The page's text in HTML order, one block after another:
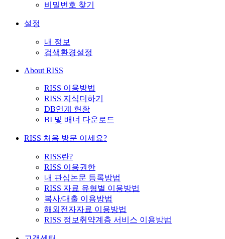
비밀번호 찾기
설정
내 정보
검색환경설정
About RISS
RISS 이용방법
RISS 지식더하기
DB연계 현황
BI 및 배너 다운로드
RISS 처음 방문 이세요?
RISS란?
RISS 이용권한
내 관심논문 등록방법
RISS 자료 유형별 이용방법
복사/대출 이용방법
해외전자자료 이용방법
RISS 정보취약계층 서비스 이용방법